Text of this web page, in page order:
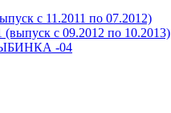
с 11.2011 по 07.2012)
с 09.2012 по 10.2013)
-04